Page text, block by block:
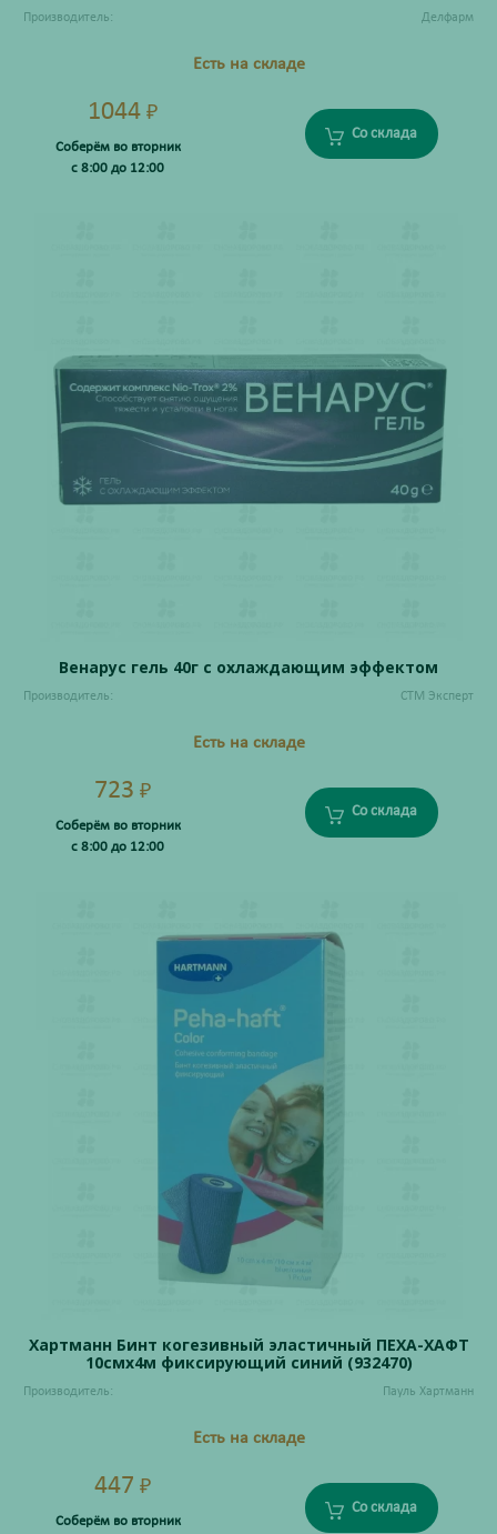
Производитель: Делфарм
Есть на складе
1044 ₽
Соберём во вторник
с 8:00 до 12:00
Со склада
Венарус гель 40г с охлаждающим эффектом
Производитель: СТМ Эксперт
Есть на складе
723 ₽
Соберём во вторник
с 8:00 до 12:00
Со склада
Хартманн Бинт когезивный эластичный ПЕХА-ХАФТ
10смх4м фиксирующий синий (932470)
Производитель: Пауль Хартманн
Есть на складе
447 ₽
Соберём во вторник
Со склада